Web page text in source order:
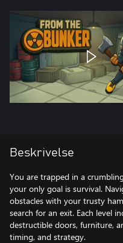
Beskrivelse
You are trapped in a
your only goal is survival.
obstacles with your trusty
search for an exit. Each level
destructible doors, furniture,
timing, and strategy.